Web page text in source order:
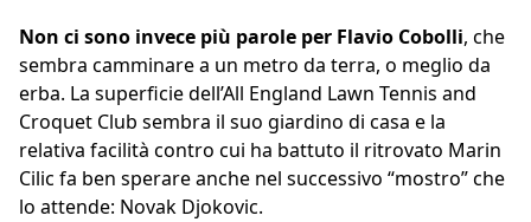
Non ci sono invece più parole per Flavio Cobolli, che
sembra camminare a un metro da terra, o meglio da
erba. La superficie dell’All England Lawn Tennis and
Croquet Club sembra il suo giardino di casa e la
relativa facilità contro cui ha battuto il ritrovato Marin
Cilic fa ben sperare anche nel successivo “mostro” che
lo attende: Novak Djokovic.